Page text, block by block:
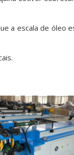
a escala de óleo